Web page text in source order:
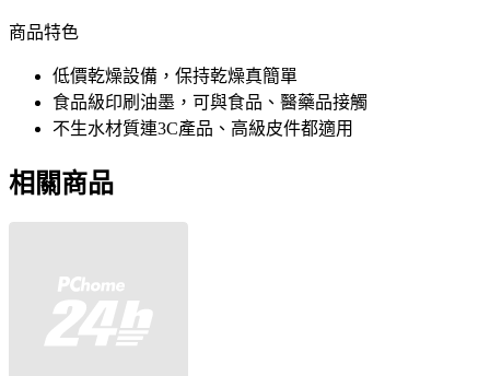
商品特色
低價乾燥設備，保持乾燥真簡單
食品級印刷油墨，可與食品、醫藥品接觸
不生水材質連3C產品、高級皮件都適用
相關商品